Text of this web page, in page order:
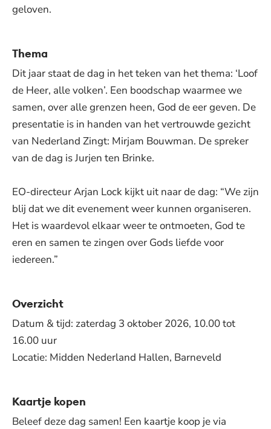
geloven.
Thema
Dit jaar staat de dag in het teken van het thema: ‘Loof
de Heer, alle volken’. Een boodschap waarmee we
samen, over alle grenzen heen, God de eer geven. De
presentatie is in handen van het vertrouwde gezicht
van Nederland Zingt: Mirjam Bouwman. De spreker
van de dag is Jurjen ten Brinke.
EO-directeur Arjan Lock kijkt uit naar de dag: “We zijn
blij dat we dit evenement weer kunnen organiseren.
Het is waardevol elkaar weer te ontmoeten, God te
eren en samen te zingen over Gods liefde voor
iedereen.”
Overzicht
Datum & tijd: zaterdag 3 oktober 2026, 10.00 tot
16.00 uur
Locatie: Midden Nederland Hallen, Barneveld
Kaartje kopen
Beleef deze dag samen! Een kaartje koop je via